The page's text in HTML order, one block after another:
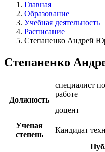
Главная
Образование
Учебная деятельность
Расписание
Степаненко Андрей
Степаненко
Должность
специалист
работе
доцент
Ученая
степень
Кандидат